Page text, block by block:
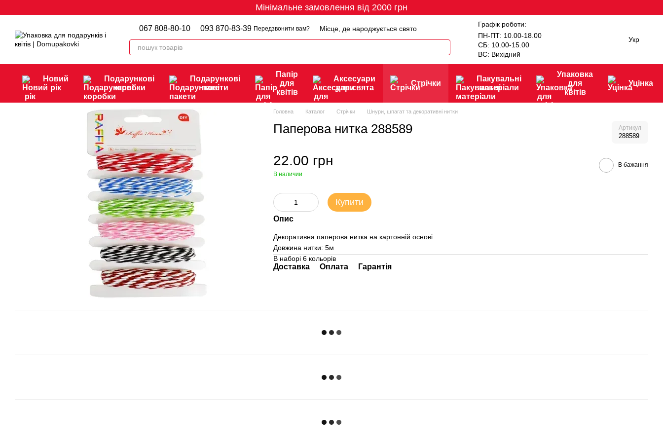
Мінімальне замовлення від 2000 грн
067 808-80-10 093 870-83-39 Передзвонити вам? Місце, де народжується свято
Графік роботи:
ПН-ПТ: 10.00-18.00
СБ: 10.00-15.00
ВС: Вихідний
Укр
Новий
рік
Подарункові
коробки
Подарункові
пакети
Папір
для
квітів
Аксесуари
для свята
Стрічки
Пакувальні
матеріали
Упаковка
для
квітів
Уцінка
Головна Каталог Стрічки Шнури, шпагат та декоративні нитки
Паперова нитка 288589 Артикул
288589
22.00 грн
В наличии
В бажання
Купити
Опис
Декоративна паперова нитка на картонній основі
Довжина нитки: 5м
В наборі 6 кольорів
Доставка Оплата Гарантія